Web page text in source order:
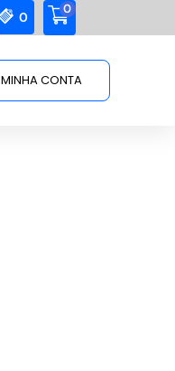
0
0
MINHA CONTA